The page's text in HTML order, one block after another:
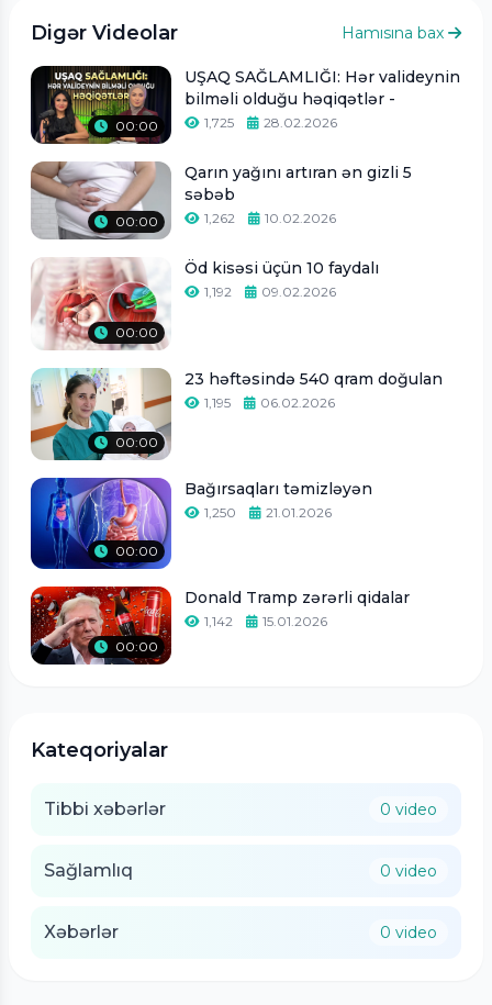
Digər Videolar Hamısına bax
00:00
UŞAQ SAĞLAMLIĞI: Hər valideynin
bilməli olduğu həqiqətlər -
1,725 28.02.2026
00:00
Qarın yağını artıran ən gizli 5
səbəb
1,262 10.02.2026
00:00
Öd kisəsi üçün 10 faydalı
1,192 09.02.2026
00:00
23 həftəsində 540 qram doğulan
1,195 06.02.2026
00:00
Bağırsaqları təmizləyən
1,250 21.01.2026
00:00
Donald Tramp zərərli qidalar
1,142 15.01.2026
Kateqoriyalar
Tibbi xəbərlər 0 video
Sağlamlıq 0 video
Xəbərlər 0 video